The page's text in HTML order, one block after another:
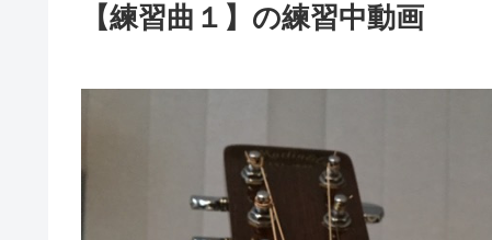
【練習曲１】の練習中動画